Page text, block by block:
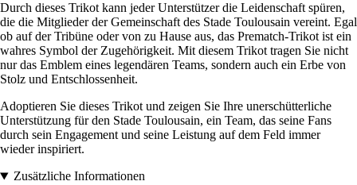
Durch dieses Trikot kann jeder Unterstützer die Leidenschaft spüren,
die die Mitglieder der Gemeinschaft des Stade Toulousain vereint. Egal
ob auf der Tribüne oder von zu Hause aus, das Prematch-Trikot ist ein
wahres Symbol der Zugehörigkeit. Mit diesem Trikot tragen Sie nicht
nur das Emblem eines legendären Teams, sondern auch ein Erbe von
Stolz und Entschlossenheit.
Adoptieren Sie dieses Trikot und zeigen Sie Ihre unerschütterliche
Unterstützung für den Stade Toulousain, ein Team, das seine Fans
durch sein Engagement und seine Leistung auf dem Feld immer
wieder inspiriert.
Zusätzliche Informationen